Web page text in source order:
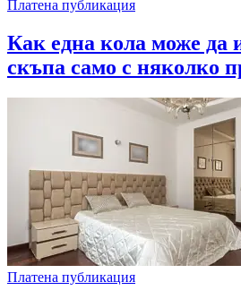
Платена публикация
Как една кола може да
скъпа само с няколко
Платена публикация